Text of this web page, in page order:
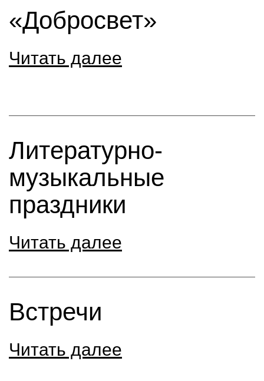
«Добросвет»
Читать далее
Литературно-
музыкальные
праздники
Читать далее
Встречи
Читать далее